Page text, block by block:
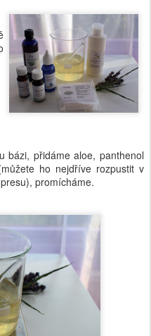
bázi, přidáme aloe, panthenol
ho nejdříve rozpustit v
promícháme.